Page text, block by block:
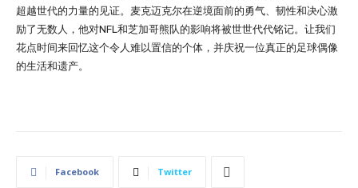
超越世代的力量的见证。麦克迈克尔在逆境面前的勇气、韧性和决心激
励了无数人，他对NFL和芝加哥熊队的影响将被世世代代铭记。让我们
花点时间来回忆这个令人难以置信的个体，并庆祝一位真正的足球偶像
的生活和遗产。
Facebook Twitter